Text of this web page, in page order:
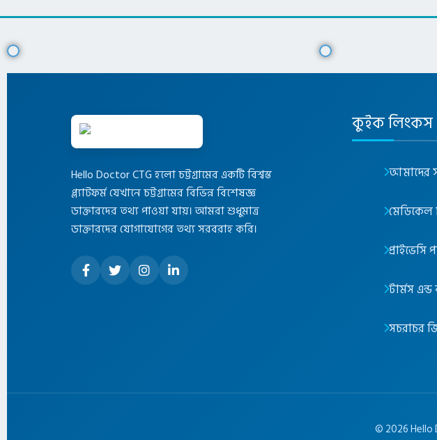
Hello Doctor CTG হলো চট্টগ্রামের একটি বিশ্বস্ত
প্ল্যাটফর্ম যেখানে চট্টগ্রামের বিভিন্ন বিশেষজ্ঞ
ডাক্তারদের তথ্য পাওয়া যায়। আমরা শুধুমাত্র
ডাক্তারদের যোগাযোগের তথ্য সরবরাহ করি।
কুইক লিংকস
আমাদের
মেডিকেল
প্রাইভেসি
টার্মস
সচরাচর
© 2026Hello